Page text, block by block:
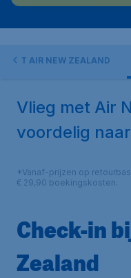
MET AIR NEW ZEALAND
Vlieg met Air
voordelig
*Vanaf-prijzen op
€ 29,90 boekingskosten.
Check-in
Zealand